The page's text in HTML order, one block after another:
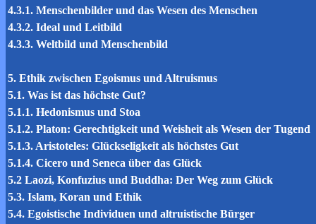
4.3.1. Menschenbilder und das Wesen des Menschen
4.3.2. Ideal und Leitbild
4.3.3. Weltbild und Menschenbild
5. Ethik zwischen Egoismus und Altruismus
5.1. Was ist das höchste Gut?
5.1.1. Hedonismus und Stoa
5.1.2. Platon: Gerechtigkeit und Weisheit als Wesen der Tugend
5.1.3. Aristoteles: Glückseligkeit als höchstes Gut
5.1.4. Cicero und Seneca über das Glück
5.2 Laozi, Konfuzius und Buddha: Der Weg zum Glück
5.3. Islam, Koran und Ethik
5.4. Egoistische Individuen und altruistische Bürger